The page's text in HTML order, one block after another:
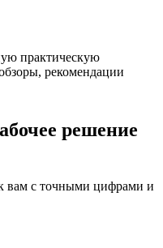
практическую
рекомендации
решение
вам с точными цифрами и